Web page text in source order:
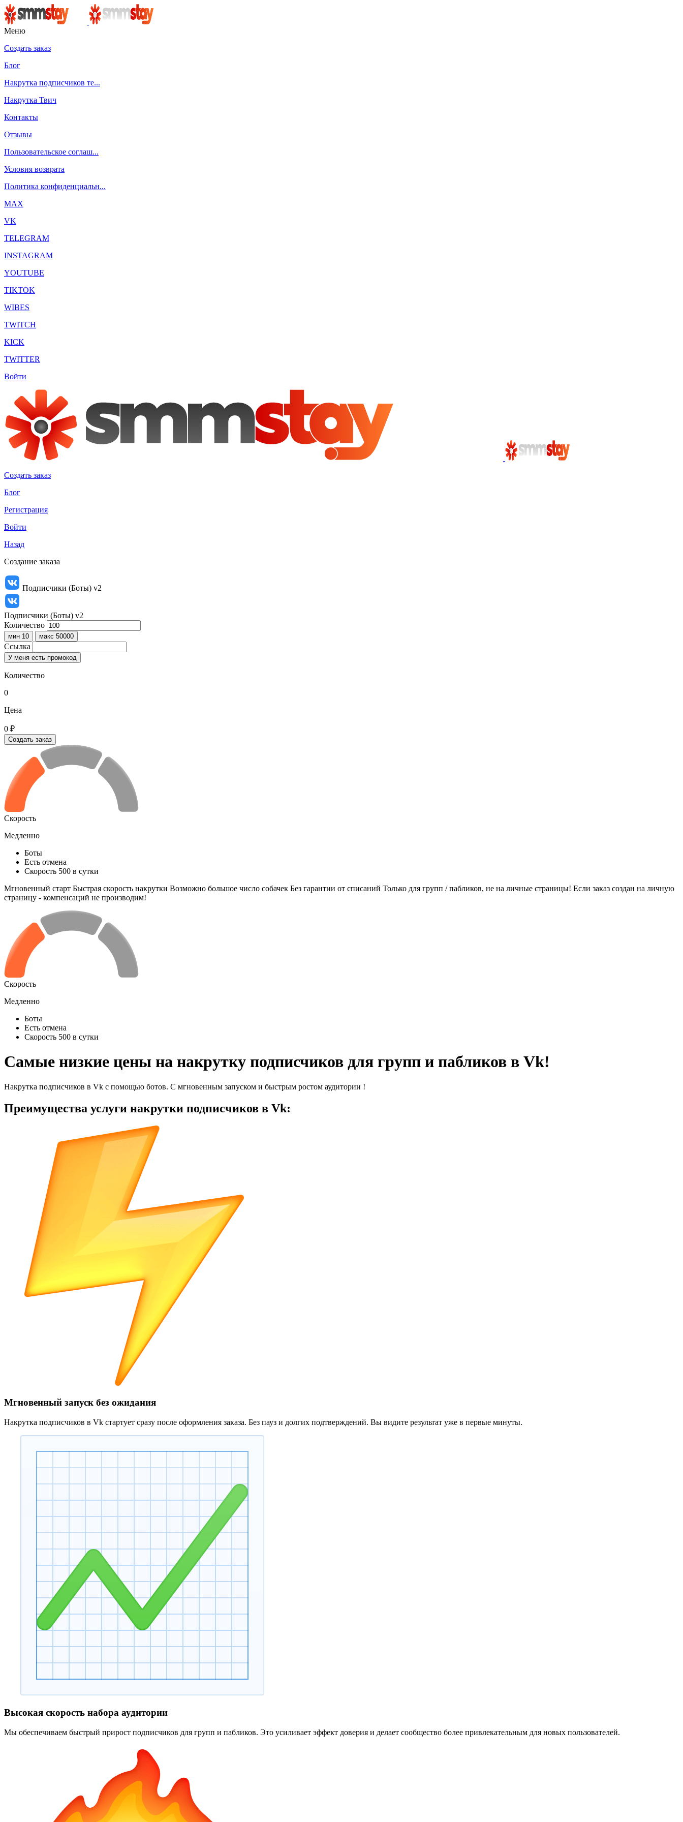
Меню
Создать заказ
Блог
Накрутка подписчиков те...
Накрутка Твич
Контакты
Отзывы
Пользовательское соглаш...
Условия возврата
Политика конфиденциальн...
MAX
VK
TELEGRAM
INSTAGRAM
YOUTUBE
TIKTOK
WIBES
TWITCH
KICK
TWITTER
Войти
Создать заказ
Блог
Регистрация
Войти
Назад
Создание заказа
Подписчики (Боты) v2
Подписчики (Боты) v2
Количество
мин 10 макс 50000
Ссылка
У меня есть промокод
Количество
0
Цена
0 ₽
Создать заказ
Скорость
Медленно
Боты
Есть отмена
Скорость 500 в сутки
Мгновенный старт Быстрая скорость накрутки Возможно большое число собачек Без гарантии от списаний Только для групп / пабликов, не на личные страницы! Если заказ создан на личную
страницу - компенсаций не производим!
Скорость
Медленно
Боты
Есть отмена
Скорость 500 в сутки
Самые низкие цены на накрутку подписчиков для групп и пабликов в Vk!
Накрутка подписчиков в Vk с помощью ботов. С мгновенным запуском и быстрым ростом аудитории !
Преимущества услуги накрутки подписчиков в Vk:
Мгновенный запуск без ожидания
Накрутка подписчиков в Vk стартует сразу после оформления заказа. Без пауз и долгих подтверждений. Вы видите результат уже в первые минуты.
Высокая скорость набора аудитории
Мы обеспечиваем быстрый прирост подписчиков для групп и пабликов. Это усиливает эффект доверия и делает сообщество более привлекательным для новых пользователей.